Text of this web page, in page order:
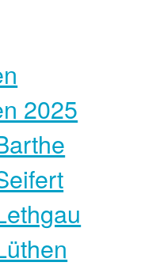
2025